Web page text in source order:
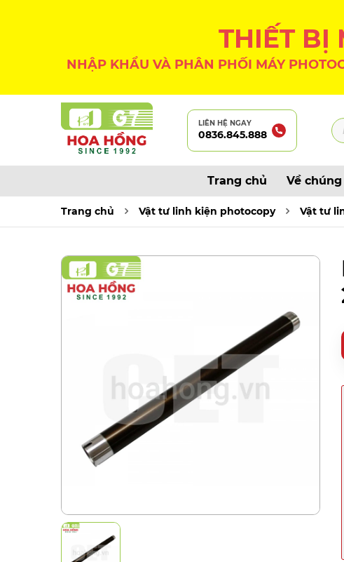
THIẾT BỊ
NHẬP KHẨU VÀ PHÂN PHỐI MÁY
LIÊN HỆ NGAY
0836.845.888
Trang chủ Về
Trang chủ Vật tư linh kiện photocopy Vật tư